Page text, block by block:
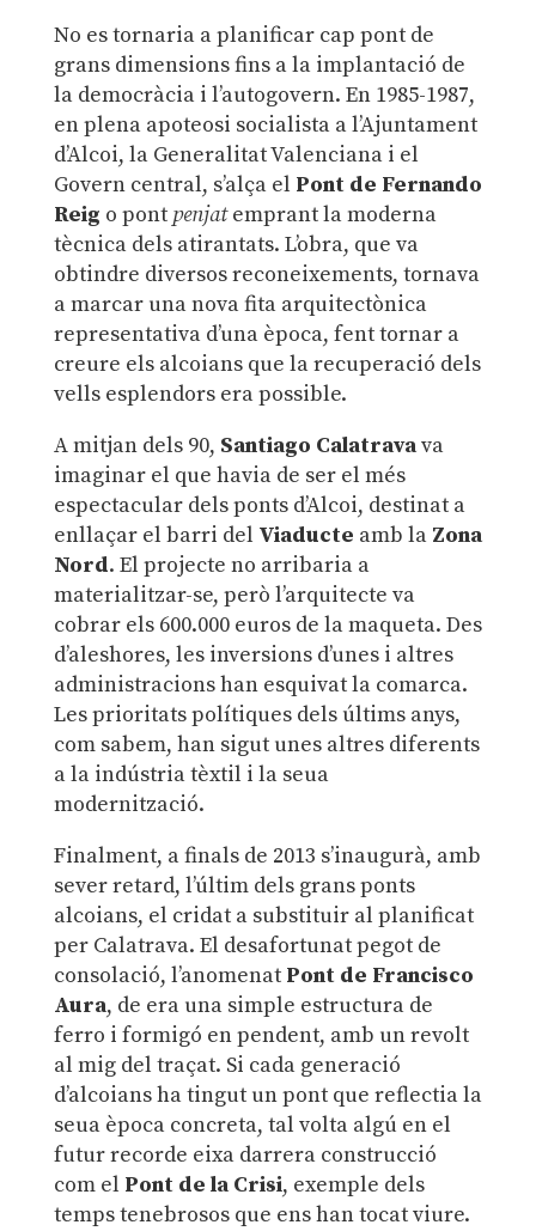
No es tornaria a planificar cap pont de
grans dimensions fins a la implantació de
la democràcia i l’autogovern. En 1985-1987,
en plena apoteosi socialista a l’Ajuntament
d’Alcoi, la Generalitat Valenciana i el
Govern central, s’alça el Pont de Fernando
Reig o pont penjatemprant la moderna
tècnica dels atirantats. L’obra, que va
obtindre diversos reconeixements, tornava
a marcar una nova fita arquitectònica
representativa d’una època, fent tornar a
creure els alcoians que la recuperació dels
vells esplendors era possible.
A mitjan dels 90, Santiago Calatravava
imaginar el que havia de ser el més
espectacular dels ponts d’Alcoi, destinat a
enllaçar el barri del Viaducte amb la Zona
Nord. El projecte no arribaria a
materialitzar-se, però l’arquitecte va
cobrar els 600.000 euros de la maqueta. Des
d’aleshores, les inversions d’unes i altres
administracions han esquivat la comarca.
Les prioritats polítiques dels últims anys,
com sabem, han sigut unes altres diferents
a la indústria tèxtil i la seua
modernització.
Finalment, a finals de 2013 s’inaugurà, amb
sever retard, l’últim dels grans ponts
alcoians, el cridat a substituir al planificat
per Calatrava. El desafortunat pegot de
consolació, l’anomenat Pont de Francisco
Aura, de era una simple estructura de
ferro i formigó en pendent, amb un revolt
al mig del traçat. Si cada generació
d’alcoians ha tingut un pont que reflectia la
seua època concreta, tal volta algú en el
futur recorde eixa darrera construcció
com el Pont de la Crisi, exemple dels
temps tenebrosos que ens han tocat viure.